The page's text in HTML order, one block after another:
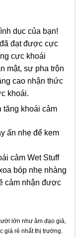
dục của bạn!
đạt được cực
cực khoái
mật, sự pha trộn
cao nhận thức
khoái.
tăng khoái cảm
ấn nhẹ để kem
cảm Wet Stuff
bóp nhẹ nhàng
cảm nhận được
lớn như âm đạo giả,
giá rẻ nhất thị trường.